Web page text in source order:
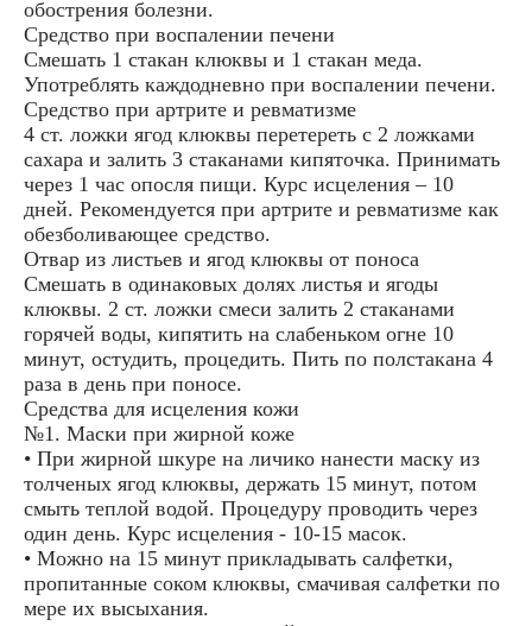
обострения болезни.
Средство при воспалении печени
Смешать 1 стакан клюквы и 1 стакан меда.
Употреблять каждодневно при воспалении печени.
Средство при артрите и ревматизме
4 ст. ложки ягод клюквы перетереть с 2 ложками
сахара и залить 3 стаканами кипяточка. Принимать
через 1 час опосля пищи. Курс исцеления – 10
дней. Рекомендуется при артрите и ревматизме как
обезболивающее средство.
Отвар из листьев и ягод клюквы от поноса
Смешать в одинаковых долях листья и ягоды
клюквы. 2 ст. ложки смеси залить 2 стаканами
горячей воды, кипятить на слабеньком огне 10
минут, остудить, процедить. Пить по полстакана 4
раза в день при поносе.
Средства для исцеления кожи
№1. Маски при жирной коже
• При жирной шкуре на личико нанести маску из
толченых ягод клюквы, держать 15 минут, потом
смыть теплой водой. Процедуру проводить через
один день. Курс исцеления - 10-15 масок.
• Можно на 15 минут прикладывать салфетки,
пропитанные соком клюквы, смачивая салфетки по
мере их высыхания.